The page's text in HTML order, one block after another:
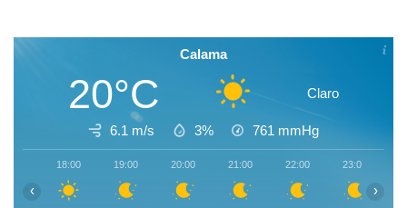
Calama
20°C Claro
6.1 m/s 3% 761 mmHg
18:00 19:00 20:00 21:00 22:00 23:00
‹ ›